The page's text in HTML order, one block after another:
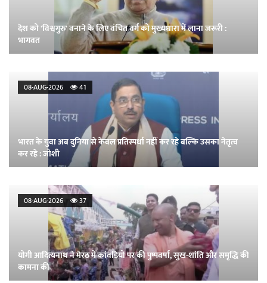
देश को 'विश्वगुरु' बनाने के लिए वंचित वर्ग को मुख्यधारा में लाना जरूरी :
भागवत
08-AUG-2026 41
भारत के युवा अब दुनिया से केवल प्रतिस्पर्धा नहीं कर रहे बल्कि उसका नेतृत्व
कर रहे : जोशी
08-AUG-2026 37
योगी आदित्यनाथ ने मेरठ में कांवड़ियों पर की पुष्पवर्षा, सुख-शांति और समृद्धि की
कामना की